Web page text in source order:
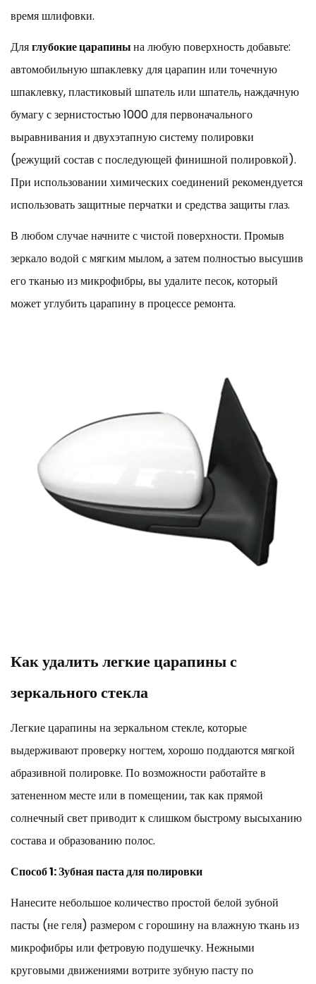
время шлифовки.
Дляглубокие царапинына любую поверхность добавьте:
автомобильную шпаклевку для царапин или точечную
шпаклевку, пластиковый шпатель или шпатель, наждачную
бумагу с зернистостью 1000 для первоначального
выравнивания и двухэтапную систему полировки
(режущий состав с последующей финишной полировкой).
При использовании химических соединений рекомендуется
использовать защитные перчатки и средства защиты глаз.
В любом случае начните с чистой поверхности. Промыв
зеркало водой с мягким мылом, а затем полностью высушив
его тканью из микрофибры, вы удалите песок, который
может углубить царапину в процессе ремонта.
Как удалить легкие царапины с
зеркального стекла
Легкие царапины на зеркальном стекле, которые
выдерживают проверку ногтем, хорошо поддаются мягкой
абразивной полировке. По возможности работайте в
затененном месте или в помещении, так как прямой
солнечный свет приводит к слишком быстрому высыханию
состава и образованию полос.
Способ 1: Зубная паста для полировки
Нанесите небольшое количество простой белой зубной
пасты (не геля) размером с горошину на влажную ткань из
микрофибры или фетровую подушечку. Нежными
круговыми движениями вотрите зубную пасту по